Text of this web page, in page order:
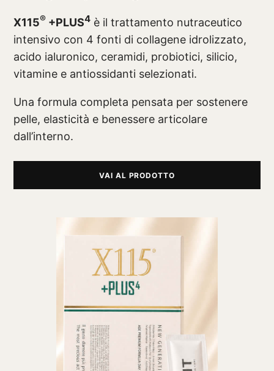
X115® +PLUS4 è il trattamento nutraceutico
intensivo con 4 fonti di collagene idrolizzato,
acido ialuronico, ceramidi, probiotici, silicio,
vitamine e antiossidanti selezionati.
Una formula completa pensata per sostenere
pelle, elasticità e benessere articolare
dall’interno.
VAI AL PRODOTTO